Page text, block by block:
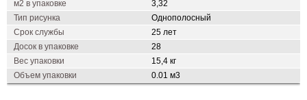
м2 в упаковке
3,32
Тип рисунка
Однополосный
Срок службы
25 лет
Досок в упаковке
28
Вес упаковки
15,4 кг
Объем упаковки
0.01 м3